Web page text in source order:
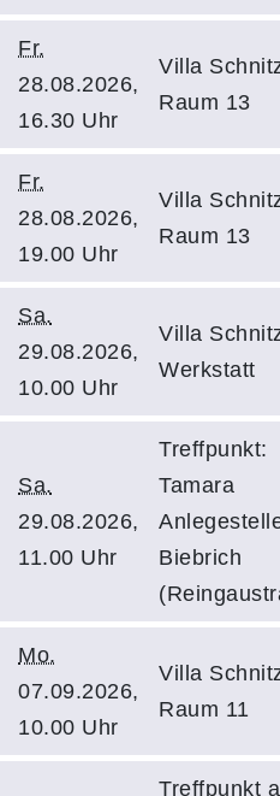
Fr.
28.08.2026,
16.30 Uhr
Villa
Raum 13
Fr.
28.08.2026,
19.00 Uhr
Villa
Raum 13
Sa.
29.08.2026,
10.00 Uhr
Villa
Werkstatt
Sa.
29.08.2026,
11.00 Uhr
Treffpunkt:
Tamara
Biebrich
Mo.
07.09.2026,
10.00 Uhr
Villa
Raum 11
Treffpunkt